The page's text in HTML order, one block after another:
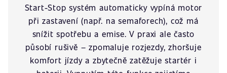
Start-Stop systém automaticky vypíná motor
při zastavení (např. na semaforech), což má
snížit spotřebu a emise. V praxi ale často
působí rušivě – zpomaluje rozjezdy, zhoršuje
komfort jízdy a zbytečně zatěžuje startér i